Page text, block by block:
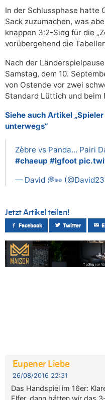
In der Schlussphase hatte
Sack zuzumachen, was
knappen 3:2-Sieg für die
vorübergehend die
Nach der
Samstag, dem 10.
von Ostende vor zwei
Standard Lüttich und beim
Siehe auch Artikel
unterwegs“
Zèbre vs Panda… Pairi
#chaeup #lgfoot
— David 💭👀
Jetzt Artikel teilen!
Facebook Twitter
Eupener Liebe
26/08/2016 22:31
Das Handspiel im 16er: